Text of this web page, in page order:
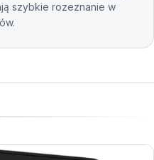
szybkie rozeznanie w